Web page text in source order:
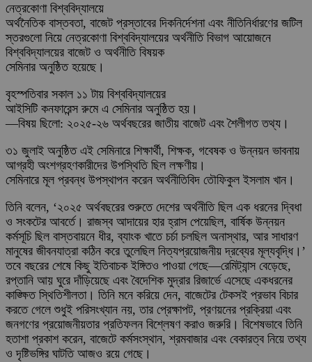
নেত্রকোণা বিশ্ববিদ্যালয়ে
অর্থনৈতিক বাস্তবতা, বাজেট প্রস্তাবের দিকনির্দেশনা এবং নীতিনির্ধারণের জটিল
স্তরগুলো নিয়ে নেত্রকোণা বিশ্ববিদ্যালয়ের অর্থনীতি বিভাগ আয়োজনে
বিশ্ববিদ্যালয়ের বাজেট ও অর্থনীতি বিষয়ক
সেমিনার অনুষ্ঠিত হয়েছে।
বৃহস্পতিবার সকাল ১১ টায় বিশ্ববিদ্যালয়ের
আইসিটি কনফারেন্স রুমে এ সেমিনার অনুষ্ঠিত হয়।
—বিষয় ছিলো: ২০২৫-২৬ অর্থবছরের জাতীয় বাজেট এবং শৈলীগত তথ্য।
৩১ জুলাই অনুষ্ঠিত এই সেমিনারে শিক্ষার্থী, শিক্ষক, গবেষক ও উন্নয়ন ভাবনায়
আগ্রহী অংশগ্রহণকারীদের উপস্থিতি ছিল লক্ষণীয়।
সেমিনারে মূল প্রবন্ধ উপস্থাপন করেন অর্থনীতিবিদ তৌফিকুল ইসলাম খান।
তিনি বলেন, ‘২০২৫ অর্থবছরের শুরুতে দেশের অর্থনীতি ছিল এক ধরনের দ্বিধা
ও সংকটের আবর্তে। রাজস্ব আদায়ের হার হ্রাস পেয়েছিল, বার্ষিক উন্নয়ন
কর্মসূচি ছিল বাস্তবায়নে ধীর, ব্যাংক খাতে চর্চা চলছিল অনাস্থার, আর সাধারণ
মানুষের জীবনযাত্রা কঠিন করে তুলেছিল নিত্যপ্রয়োজনীয় দ্রব্যের মূল্যবৃদ্ধি।’
তবে বছরের শেষে কিছু ইতিবাচক ইঙ্গিতও পাওয়া গেছে—রেমিট্যান্স বেড়েছে,
রপ্তানি আয় ঘুরে দাঁড়িয়েছে এবং বৈদেশিক মুদ্রার রিজার্ভে এসেছে একধরনের
কাঙ্ক্ষিত স্থিতিশীলতা। তিনি মনে করিয়ে দেন, বাজেটের টেকসই প্রভাব বিচার
করতে গেলে শুধুই পরিসংখ্যান নয়, তার প্রেক্ষাপট, প্রণয়নের প্রক্রিয়া এবং
জনগণের প্রয়োজনীয়তার প্রতিফলন বিশ্লেষণ করাও জরুরি। বিশেষভাবে তিনি
হতাশা প্রকাশ করেন, বাজেটে কর্মসংস্থান, শ্রমবাজার এবং বেকারত্ব নিয়ে তথ্য
ও দৃষ্টিভঙ্গির ঘাটতি আজও রয়ে গেছে।